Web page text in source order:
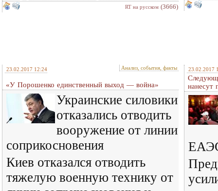
RT на русском (3666)
23.02.2017 12:24 Анализ, события, факты
«У Порошенко единственный выход — война»
Украинские силовики
отказались отводить
вооружение от линии
соприкосновения
Киев отказался отводить
тяжелую военную технику от
23.02.2017
нанесут